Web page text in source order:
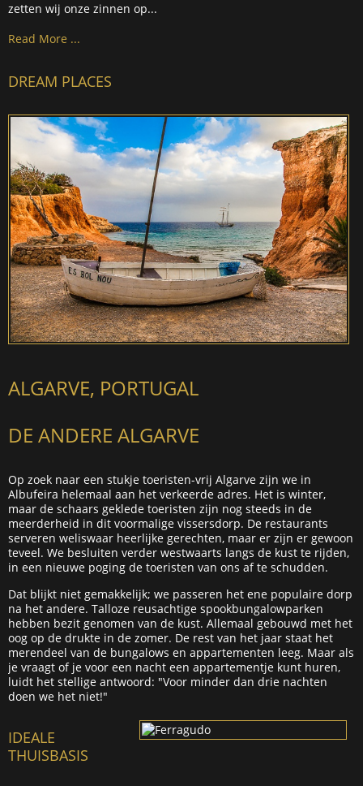
zetten wij onze zinnen op...
Read More ...
DREAM PLACES
ALGARVE, PORTUGAL
DE ANDERE ALGARVE
Op zoek naar een stukje toeristen-vrij Algarve zijn we in
Albufeira helemaal aan het verkeerde adres. Het is winter,
maar de schaars geklede toeristen zijn nog steeds in de
meerderheid in dit voormalige vissersdorp. De restaurants
serveren weliswaar heerlijke gerechten, maar er zijn er gewoon
teveel. We besluiten verder westwaarts langs de kust te rijden,
in een nieuwe poging de toeristen van ons af te schudden.
Dat blijkt niet gemakkelijk; we passeren het ene populaire dorp
na het andere. Talloze reusachtige spookbungalowparken
hebben bezit genomen van de kust. Allemaal gebouwd met het
oog op de drukte in de zomer. De rest van het jaar staat het
merendeel van de bungalows en appartementen leeg. Maar als
je vraagt of je voor een nacht een appartementje kunt huren,
luidt het stellige antwoord: "Voor minder dan drie nachten
doen we het niet!"
IDEALE
THUISBASIS